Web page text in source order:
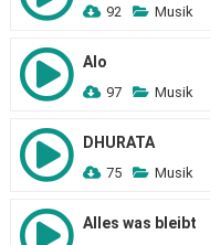
92 Musik
Alo
97 Musik
DHURATA
75 Musik
Alles was bleibt